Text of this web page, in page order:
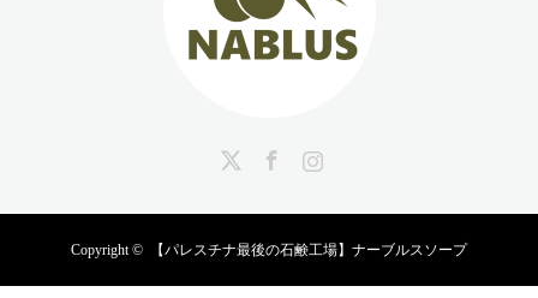
Instagram
Copyright © 【パレスチナ最後の石鹸工場】ナーブルスソープ